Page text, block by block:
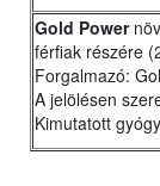
Gold Power
férfiak részére
Forgalmazó:
A jelölésen
Kimutatott